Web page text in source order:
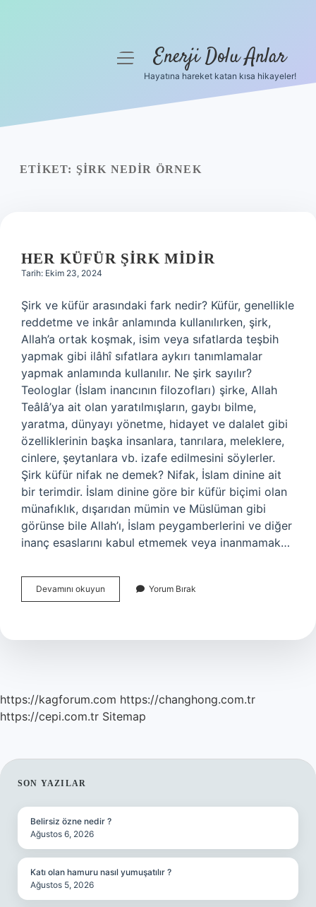
Yasal Uyarı
menüyüEnerji Dolu Anlar
Hayatına hareket katan kısa hikayeler!
ETIKET: ŞIRK NEDIR ÖRNEK
HER KÜFÜR ŞIRK MIDIR
Tarih: Ekim 23, 2024
Şirk ve küfür arasındaki fark nedir? Küfür, genellikle
reddetme ve inkâr anlamında kullanılırken, şirk,
Allah’a ortak koşmak, isim veya sıfatlarda teşbih
yapmak gibi ilâhî sıfatlara aykırı tanımlamalar
yapmak anlamında kullanılır. Ne şirk sayılır?
Teologlar (İslam inancının filozofları) şirke, Allah
Teâlâ’ya ait olan yaratılmışların, gaybı bilme,
yaratma, dünyayı yönetme, hidayet ve dalalet gibi
özelliklerinin başka insanlara, tanrılara, meleklere,
cinlere, şeytanlara vb. izafe edilmesini söylerler.
Şirk küfür nifak ne demek? Nifak, İslam dinine ait
bir terimdir. İslam dinine göre bir küfür biçimi olan
münafıklık, dışarıdan mümin ve Müslüman gibi
görünse bile Allah’ı, İslam peygamberlerini ve diğer
inanç esaslarını kabul etmemek veya inanmamak…
Devamını okuyun
Küfür
Yorum Bırak
https://kagforum.com https://changhong.com.tr
https://cepi.com.tr Sitemap
SIDEBAR
SON YAZILAR
Belirsiz özne nedir ?
Ağustos 6, 2026
Katı olan hamuru nasıl yumuşatılır ?
Ağustos 5, 2026